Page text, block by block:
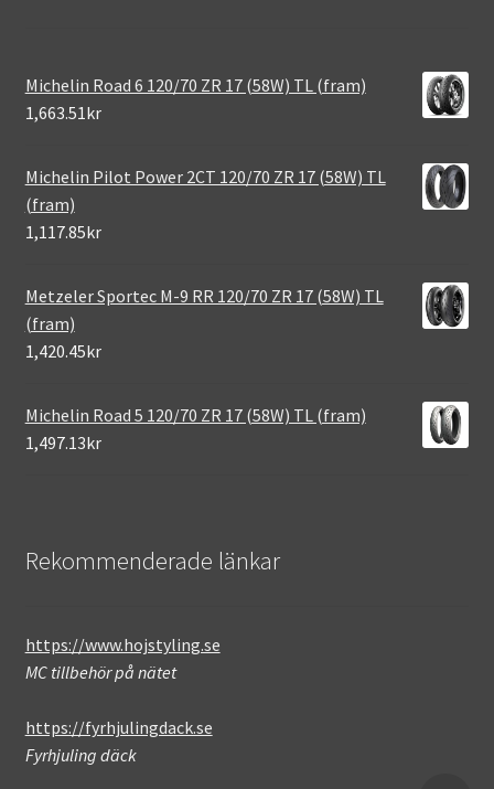
Michelin Road 6 120/70 ZR 17 (58W) TL (fram)
1,663.51kr
Michelin Pilot Power 2CT 120/70 ZR 17 (58W) TL
(fram)
1,117.85kr
Metzeler Sportec M-9 RR 120/70 ZR 17 (58W) TL
(fram)
1,420.45kr
Michelin Road 5 120/70 ZR 17 (58W) TL (fram)
1,497.13kr
Rekommenderade länkar
https://www.hojstyling.se
MC tillbehör på nätet
https://fyrhjulingdack.se
Fyrhjuling däck